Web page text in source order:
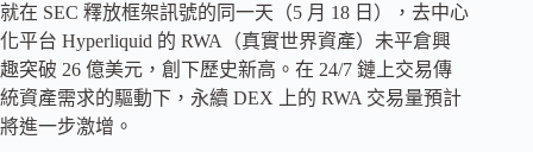
就在 SEC 釋放框架訊號的同一天（5 月 18 日），去中心
化平台 Hyperliquid 的 RWA（真實世界資產）未平倉興
趣突破 26 億美元，創下歷史新高。在 24/7 鏈上交易傳
統資產需求的驅動下，永續 DEX 上的 RWA 交易量預計
將進一步激增。